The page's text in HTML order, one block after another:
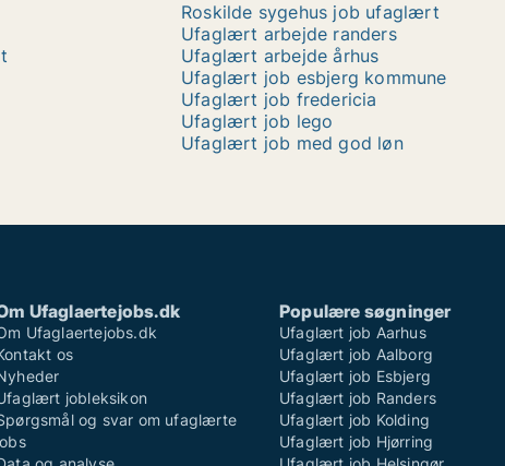
Roskilde sygehus job ufaglært
Ufaglært arbejde randers
Ufaglært arbejde århus
Ufaglært job esbjerg kommune
Ufaglært job fredericia
Ufaglært job lego
Ufaglært job med god løn
Ufaglaertejobs.dk
Ufaglaertejobs.dk
os
jobleksikon
og svar om ufaglærte
Populære søgninger
Ufaglært job Aarhus
Ufaglært job Aalborg
Ufaglært job Esbjerg
Ufaglært job Randers
Ufaglært job Kolding
Ufaglært job Hjørring